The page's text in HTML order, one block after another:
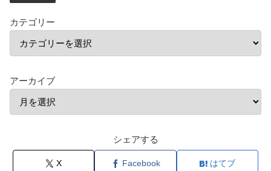
カテゴリー
アーカイブ
シェアする
X Facebook はてブ